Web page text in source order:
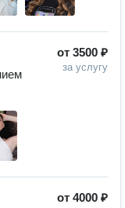
от 3500 ₽
за услугу
от 4000 ₽